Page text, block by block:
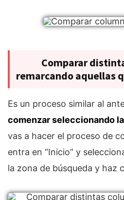
Comparar
remarcando aquellas
Es un proceso similar al
comenzar seleccionando
vas a hacer el proceso de
entra en “Inicio” y
la zona de búsqueda y haz